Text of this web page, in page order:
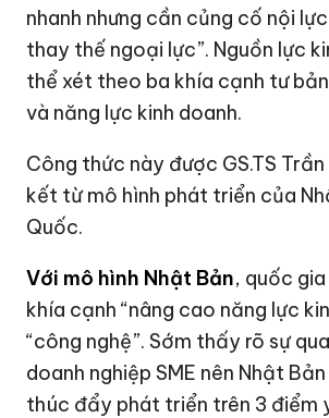
nhanh nhưng cần củng cố nội
thay thế ngoại lực”. Nguồn lực
thể xét theo ba khía cạnh tư
và năng lực kinh doanh.
Công thức này được GS.TS
kết từ mô hình phát triển của
Quốc.
Với mô hình Nhật Bản, quốc
khía cạnh “nâng cao năng lực
“công nghệ”. Sớm thấy rõ sự
doanh nghiệp SME nên Nhật
thúc đẩy phát triển trên 3 điểm